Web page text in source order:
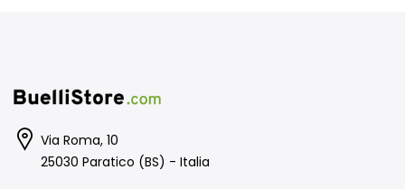
Via Roma, 10
25030 Paratico (BS) - Italia